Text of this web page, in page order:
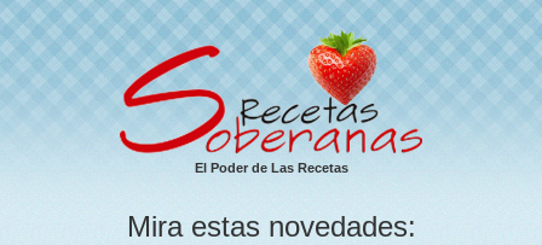
El Poder de Las Recetas
Mira estas novedades: